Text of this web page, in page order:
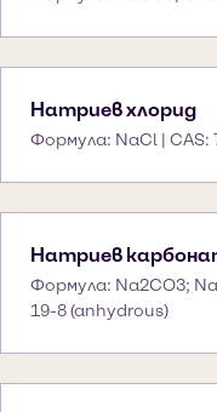
Натриев хлорид
Формула: NaCl | CAS:
Натриев
Формула: Na2CO3;
19-8 (anhydrous)